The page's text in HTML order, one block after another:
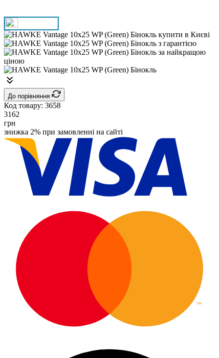
До порівняння
Код товару: 3658
3162
грн
знижка 2% при замовленні на сайті